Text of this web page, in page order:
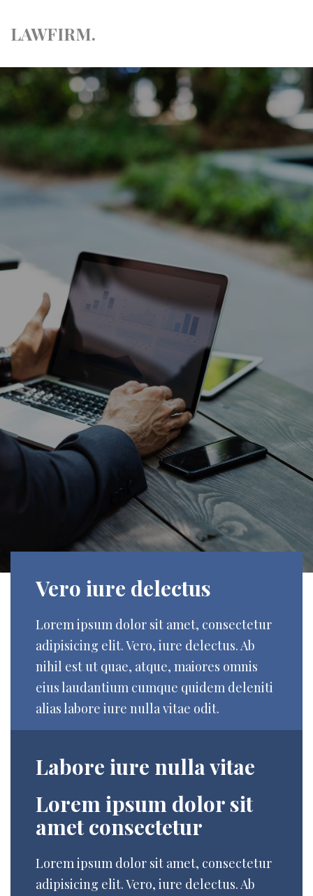
LAWFIRM.
Vero iure delectus
Lorem ipsum dolor sit amet, consectetur
adipisicing elit. Vero, iure delectus. Ab
nihil est ut quae, atque, maiores omnis
eius laudantium cumque quidem deleniti
alias labore iure nulla vitae odit.
Labore iure nulla vitae
Lorem ipsum dolor sit
amet consectetur
Lorem ipsum dolor sit amet, consectetur
adipisicing elit. Vero, iure delectus. Ab